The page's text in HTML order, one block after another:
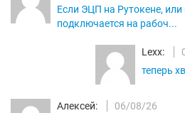
Если ЭЦП на Рутокене, или
подключается на рабоч...
Lexx:
теперь
Алексей:
06/08/26